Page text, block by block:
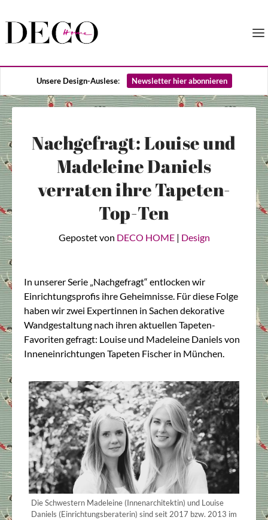
Unsere Design-Auslese: Newsletter hier abonnieren
Nachgefragt: Louise und
Madeleine Daniels
verraten ihre Tapeten-
Top-Ten
Gepostet von DECO HOME| Design
In unserer Serie „Nachgefragt“ entlocken wir
Einrichtungsprofis ihre Geheimnisse. Für diese Folge
haben wir zwei Expertinnen in Sachen dekorative
Wandgestaltung nach ihren aktuellen Tapeten-
Favoriten gefragt: Louise und Madeleine Daniels von
Inneneinrichtungen Tapeten Fischer in München.
Die Schwestern Madeleine (Innenarchitektin) und Louise
Daniels (Einrichtungsberaterin) sind seit 2017 bzw. 2013 im